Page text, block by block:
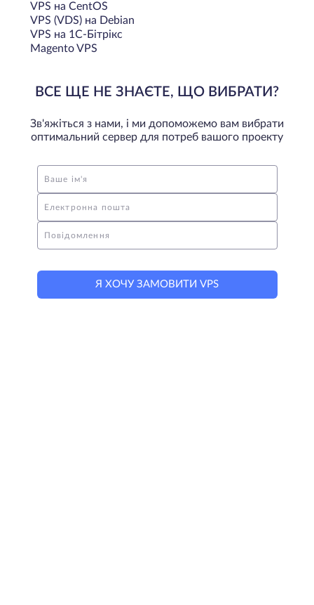
VPS на CentOS
VPS (VDS) на Debian
VPS на 1С-Бітрікс
Magento VPS
ВСЕ ЩЕ НЕ ЗНАЄТЕ, ЩО ВИБРАТИ?
Зв'яжіться з нами, і ми допоможемо вам вибрати
оптимальний сервер для потреб вашого проекту
Ваше ім'я
Електронна пошта
Повідомлення
Я ХОЧУ ЗАМОВИТИ VPS